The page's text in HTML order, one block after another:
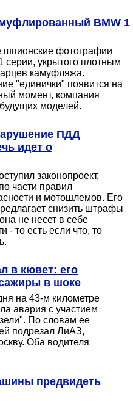
BMW 1
шпионские фотографии
серии, укрытого плотным
камуфляжа.
"единички" появится на
момент, компания
моделей.
ПДД
идет о
законопроект,
части правил
и мотошлемов. Его
снизить штрафы
не несет в себе
- то есть если что, то
в кювет: его
в шоке
на 43-м километре
авария с участием
По словам ее
подрезал ЛиАЗ,
Оба водителя
предвидеть